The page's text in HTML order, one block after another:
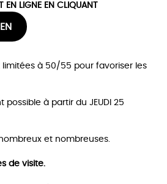
EN LIGNE EN CLIQUANT
à 50/55 pour favoriser les
à partir du JEUDI 25
et nombreuses.
de visite.